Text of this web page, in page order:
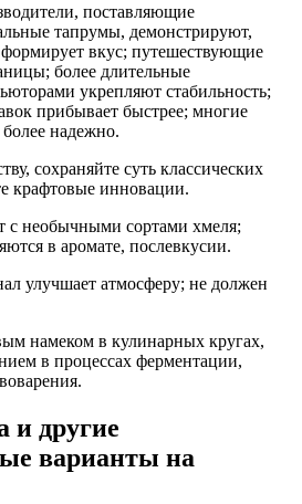
поставляющие
тапрумы, демонстрируют,
вкус; путешествующие
более длительные
укрепляют стабильность;
прибывает быстрее; многие
надежно.
сохраняйте суть классических
крафтовые инновации.
с необычными сортами хмеля;
в аромате, послевкусии.
улучшает атмосферу; не должен
намеком в кулинарных кругах,
в процессах ферментации,
и другие
варианты на